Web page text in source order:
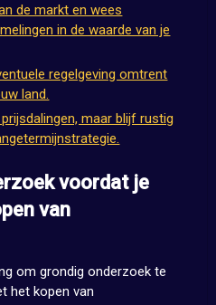
de markt en wees
in de waarde van je
regelgeving omtrent
land.
maar blijf rustig
voordat je
van
om grondig onderzoek te
het kopen van